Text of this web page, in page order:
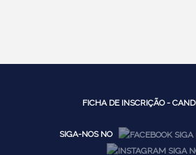
FICHA DE INSCRIÇÃO -
SIGA-NOS NO